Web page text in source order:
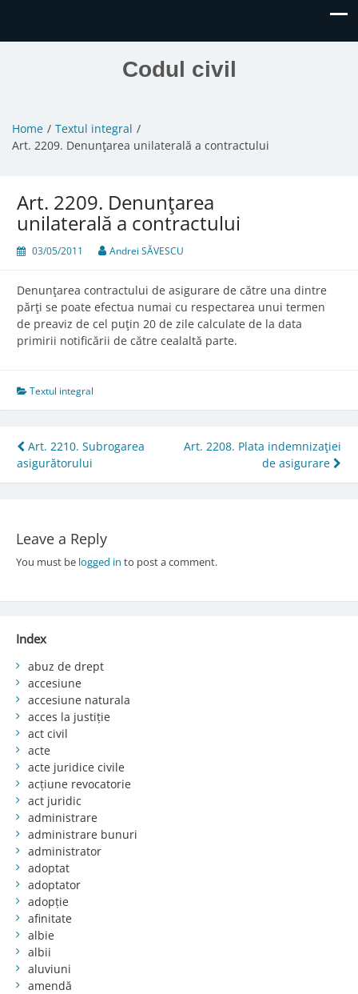
Codul civil
Home
Textul integral
Art. 2209. Denunţarea unilaterală a contractului
Art. 2209. Denunţarea
unilaterală a contractului
03/05/2011 Andrei SĂVESCU
Denunţarea contractului de asigurare de către una dintre
părţi se poate efectua numai cu respectarea unui termen
de preaviz de cel puţin 20 de zile calculate de la data
primirii notificării de către cealaltă parte.
Textul integral
Post
navigation
Art. 2210. Subrogarea
asigurătorului
Art. 2208. Plata indemnizaţiei
de asigurare
Leave a Reply
You must be logged in to post a comment.
Index
abuz de drept
accesiune
accesiune naturala
acces la justiție
act civil
acte
acte juridice civile
acțiune revocatorie
act juridic
administrare
administrare bunuri
administrator
adoptat
adoptator
adopție
afinitate
albie
albii
aluviuni
amendă